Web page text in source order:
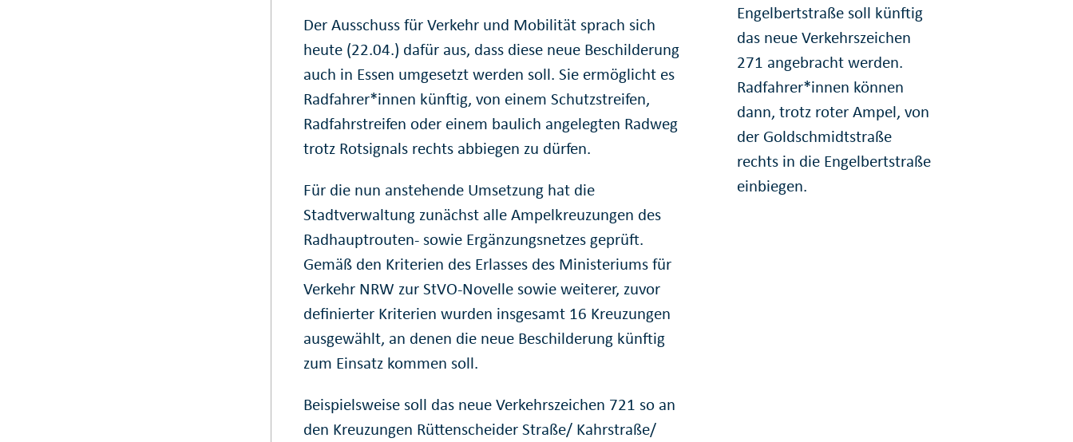
Der Ausschuss für Verkehr und Mobilität sprach sich
heute (22.04.) dafür aus, dass diese neue Beschilderung
auch in Essen umgesetzt werden soll. Sie ermöglicht es
Radfahrer*innen künftig, von einem Schutzstreifen,
Radfahrstreifen oder einem baulich angelegten Radweg
trotz Rotsignals rechts abbiegen zu dürfen.
Für die nun anstehende Umsetzung hat die
Stadtverwaltung zunächst alle Ampelkreuzungen des
Radhauptrouten- sowie Ergänzungsnetzes geprüft.
Gemäß den Kriterien des Erlasses des Ministeriums für
Verkehr NRW zur StVO-Novelle sowie weiterer, zuvor
definierter Kriterien wurden insgesamt 16 Kreuzungen
ausgewählt, an denen die neue Beschilderung künftig
zum Einsatz kommen soll.
Beispielsweise soll das neue Verkehrszeichen 721 so an
den Kreuzungen Rüttenscheider Straße/ Kahrstraße/
Engelbertstraße soll künftig
das neue Verkehrszeichen
271 angebracht werden.
Radfahrer*innen können
dann, trotz roter Ampel, von
der Goldschmidtstraße
rechts in die Engelbertstraße
einbiegen.